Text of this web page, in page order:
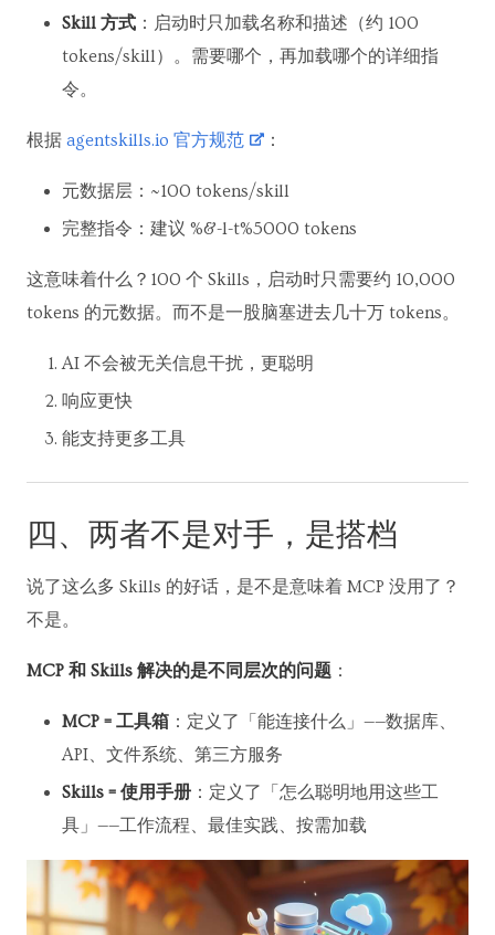
Skill 方式 ：启动时只加载名称和描述（约 100
tokens/skill）。需要哪个，再加载哪个的详细指
令。
根据 agentskills.io 官方规范 ：
元数据层：~100 tokens/skill
完整指令：建议 %&-l-t%5000 tokens
这意味着什么？100 个 Skills，启动时只需要约 10,000
tokens 的元数据。而不是一股脑塞进去几十万 tokens。
AI 不会被无关信息干扰，更聪明
响应更快
能支持更多工具
四、两者不是对手，是搭档
说了这么多 Skills 的好话，是不是意味着 MCP 没用了？
不是。
MCP 和 Skills 解决的是不同层次的问题 ：
MCP = 工具箱 ：定义了「能连接什么」——数据库、
API、文件系统、第三方服务
Skills = 使用手册 ：定义了「怎么聪明地用这些工
具」——工作流程、最佳实践、按需加载